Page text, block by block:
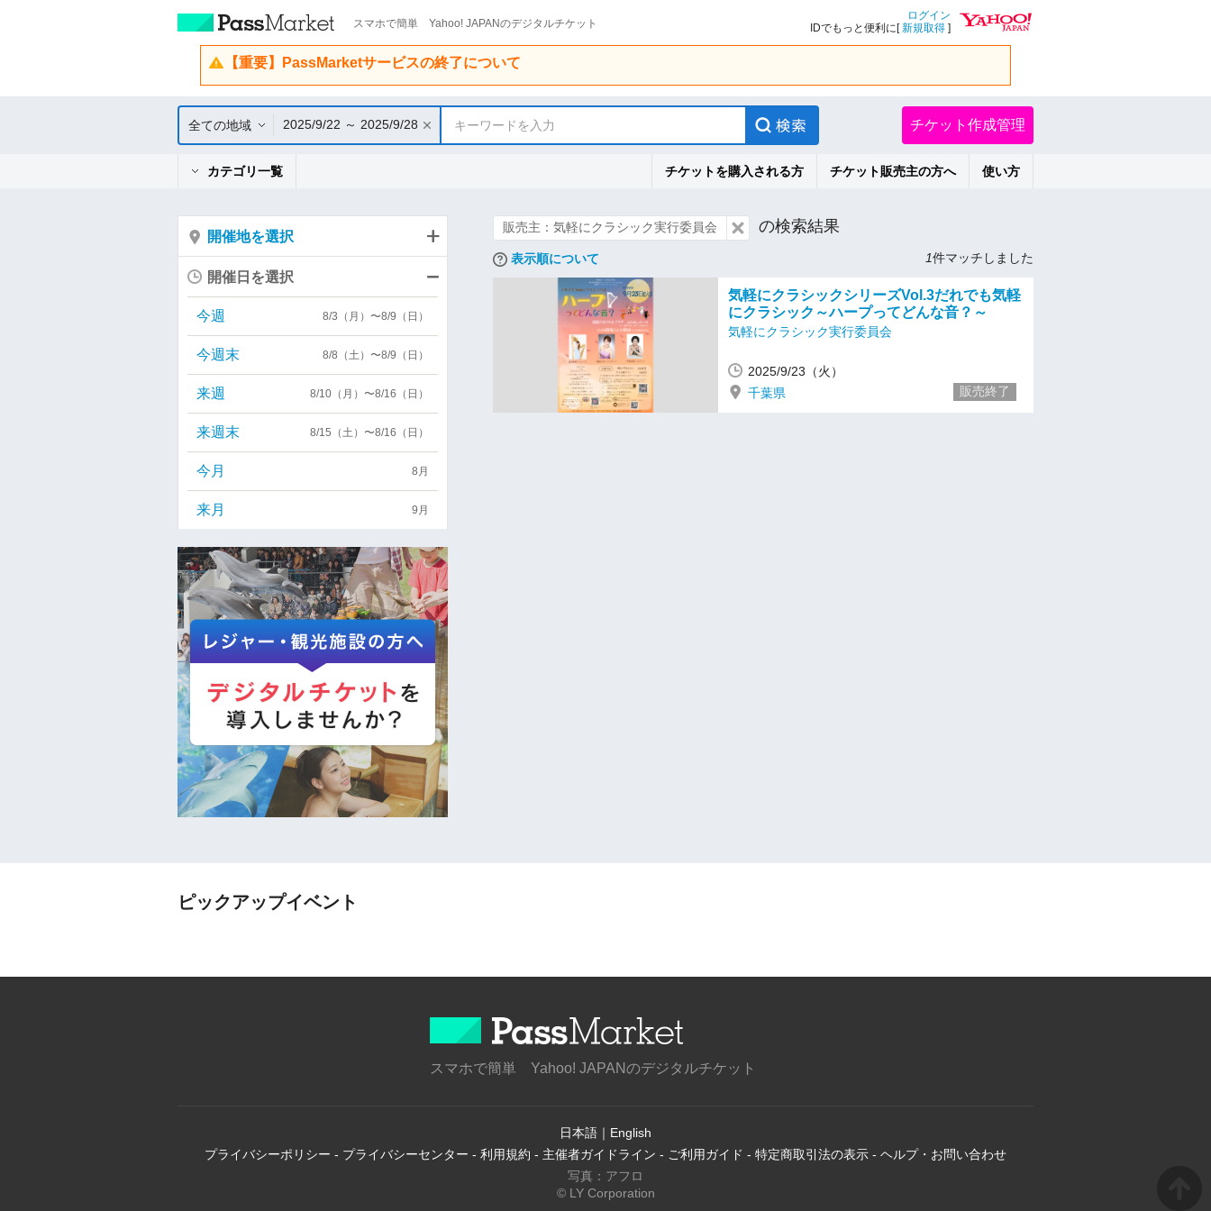
スマホで簡単 Yahoo! JAPANのデジタルチケット
ログイン
IDでもっと便利に[新規取得 ]
【重要】PassMarketサービスの終了について
全ての地域 2025/9/22 ～ 2025/9/28 キーワードを入力 チケット作成管理
カテゴリ一覧 チケットを購入される方 チケット販売主の方へ 使い方
販売主：気軽にクラシック実行委員会 の検索結果
表示順について 1件マッチしました
気軽にクラシックシリーズVol.3だれでも気軽
にクラシック～ハープってどんな音？～
気軽にクラシック実行委員会
2025/9/23（火）
千葉県
販売終了
開催地を選択
開催日を選択
今週 8/3（月）〜8/9（日）
今週末 8/8（土）〜8/9（日）
来週 8/10（月）〜8/16（日）
来週末 8/15（土）〜8/16（日）
今月 8月
来月 9月
ピックアップイベント
スマホで簡単 Yahoo! JAPANのデジタルチケット
日本語 ｜ English
プライバシーポリシー - プライバシーセンター - 利用規約 - 主催者ガイドライン - ご利用ガイド - 特定商取引法の表示 - ヘルプ・お問い合わせ
写真：アフロ
© LY Corporation